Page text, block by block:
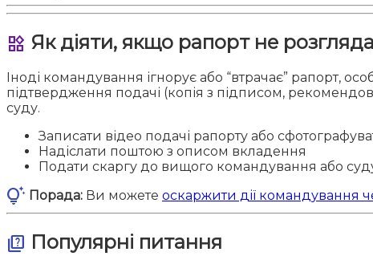
widgets Як діяти, якщо рапорт не
Іноді командування ігнорує або “втрачає” рапорт,
підтвердження подачі (копія з підписом,
суду.
Записати відео подачі рапорту або
Надіслати поштою з описом вкладення
Подати скаргу до вищого командування або
tips_and_updates Порада: Ви можете оскаржити дії командування
quiz Популярні питання